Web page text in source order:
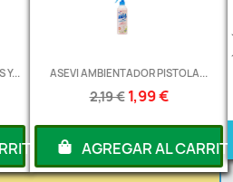
CAMPOS ATUN RO-400 AC.
4,19 €3,99 €
AGREGAR AL